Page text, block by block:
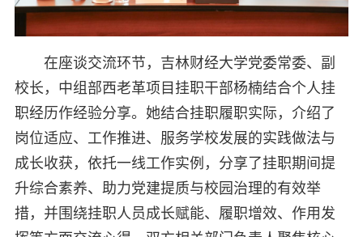
在座谈交流环节，吉林财经大学党委常委、副
校长，中组部西老革项目挂职干部杨楠结合个人挂
职经历作经验分享。她结合挂职履职实际，介绍了
岗位适应、工作推进、服务学校发展的实践做法与
成长收获，依托一线工作实例，分享了挂职期间提
升综合素养、助力党建提质与校园治理的有效举
措，并围绕挂职人员成长赋能、履职增效、作用发